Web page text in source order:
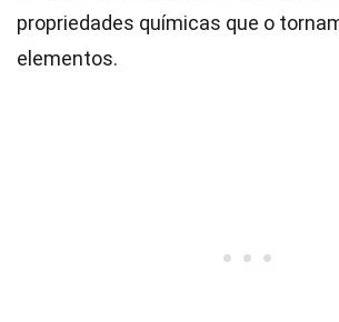
propriedades químicas que o
elementos.